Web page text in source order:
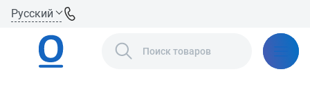
Русский